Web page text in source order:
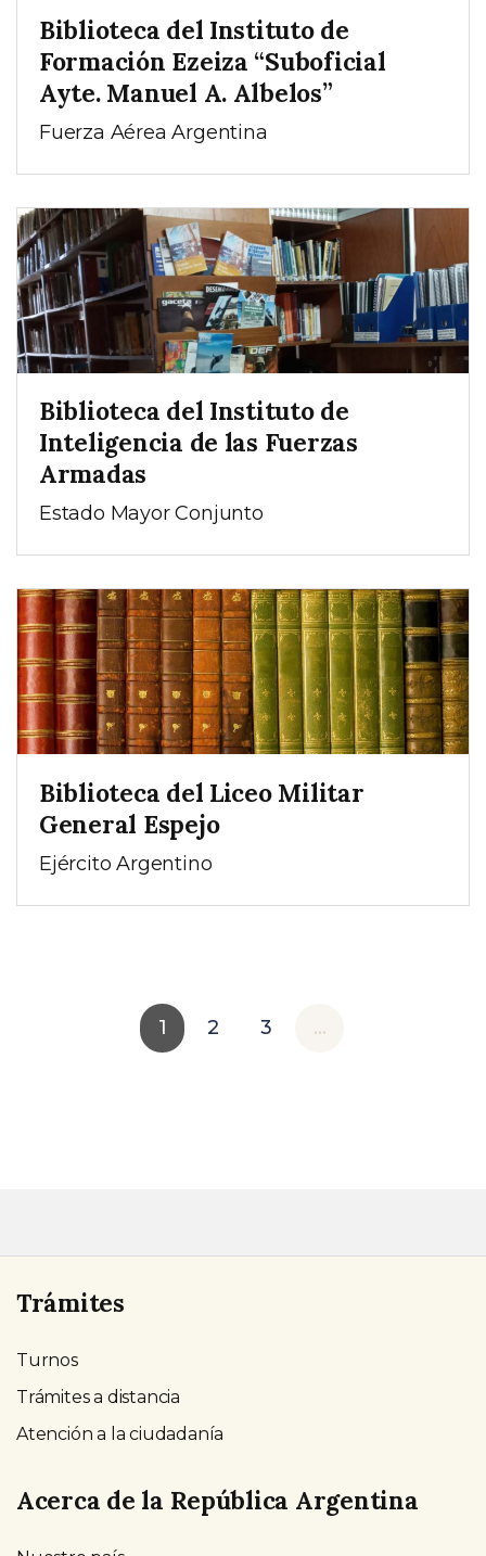
Biblioteca del Instituto de
Formación Ezeiza “Suboficial
Ayte. Manuel A. Albelos”
Fuerza Aérea Argentina
Biblioteca del Instituto de
Inteligencia de las Fuerzas
Armadas
Estado Mayor Conjunto
Biblioteca del Liceo Militar
General Espejo
Ejército Argentino
1 2 3 ...
Trámites
Turnos
Trámites a distancia
Atención a la ciudadanía
Acerca de la República Argentina